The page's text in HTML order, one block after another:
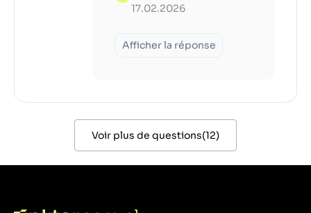
17.02.2026
Afficher la réponse
Voir plus de questions(12)